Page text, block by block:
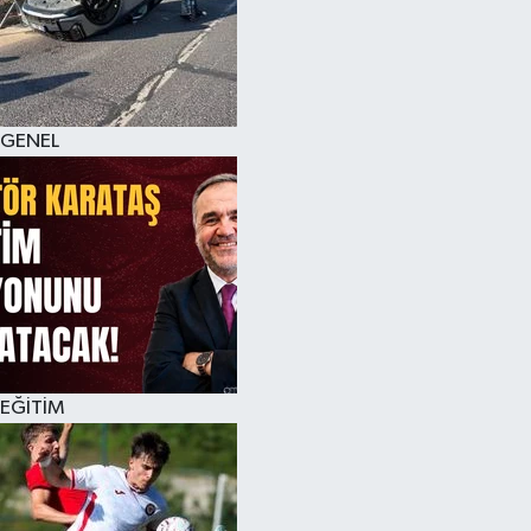
GENEL
EĞİTİM
KÜLTÜR SANAT
MAGAZİN
SAĞLIK
SİYASET
SPOR
TEKNOLOJİ
VİZYONDAKİLER
YAŞAM